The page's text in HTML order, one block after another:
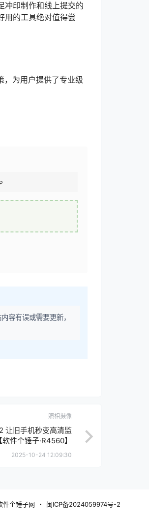
冲印制作和线上提交的
用的工具绝对值得尝
，为用户提供了专业级
容有误或需要更新，
照相摄像
让旧手机秒变高清监
件个锤子·R4560】
2025-10-24 12:09:30
个锤子网 ・ 闽ICP备2024059974号-2